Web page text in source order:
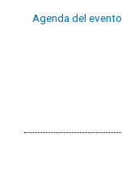
Agenda del evento